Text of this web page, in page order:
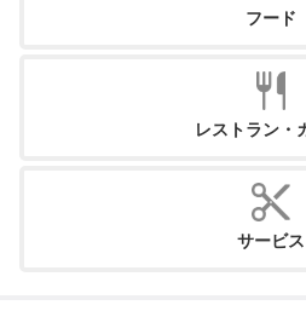
フード
レストラン・
サービス